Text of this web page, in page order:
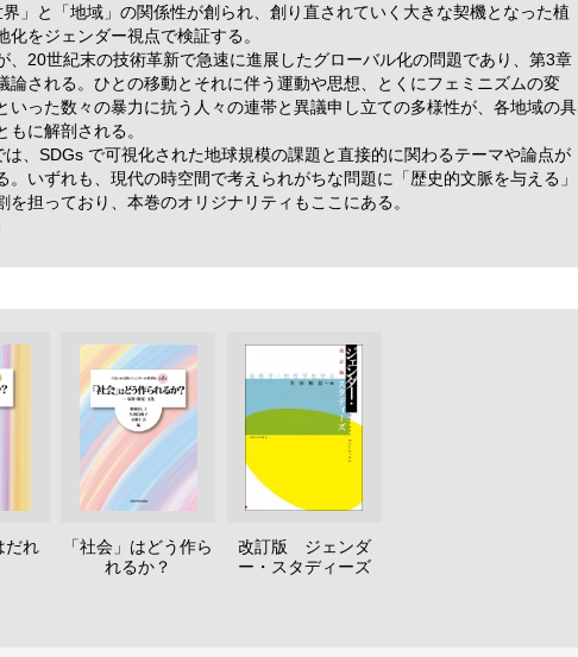
」と「地域」の関係性が創られ、創り直されていく大きな契機となった植
化をジェンダー視点で検証する。
、20世紀末の技術革新で急速に進展したグローバル化の問題であり、第3章
論される。ひとの移動とそれに伴う運動や思想、とくにフェミニズムの変
いった数々の暴力に抗う人々の連帯と異議申し立ての多様性が、各地域の具
もに解剖される。
、SDGs で可視化された地球規模の課題と直接的に関わるテーマや論点が
。いずれも、現代の時空間で考えられがちな問題に「歴史的文脈を与える」
を担っており、本巻のオリジナリティもここにある。
だれ
「社会」はどう作ら
れるか？
改訂版 ジェンダ
ー・スタディーズ